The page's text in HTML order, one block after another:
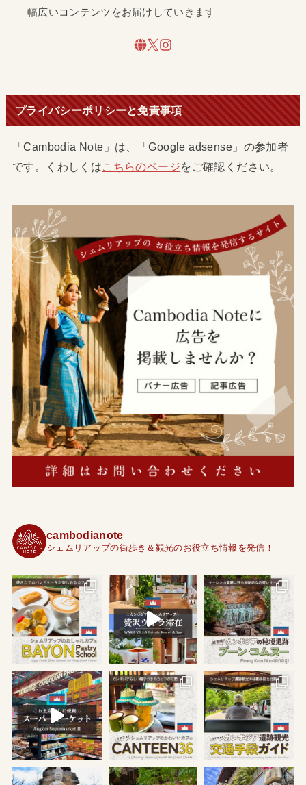
幅広いコンテンツをお届けしていきます
プライバシーポリシーと免責事項
「Cambodia Note」は、「Google adsense」の参加者
です。くわしくはこちらのページをご確認ください。
cambodianote
シェムリアップの街歩き＆観光のお役立ち情報を発信！